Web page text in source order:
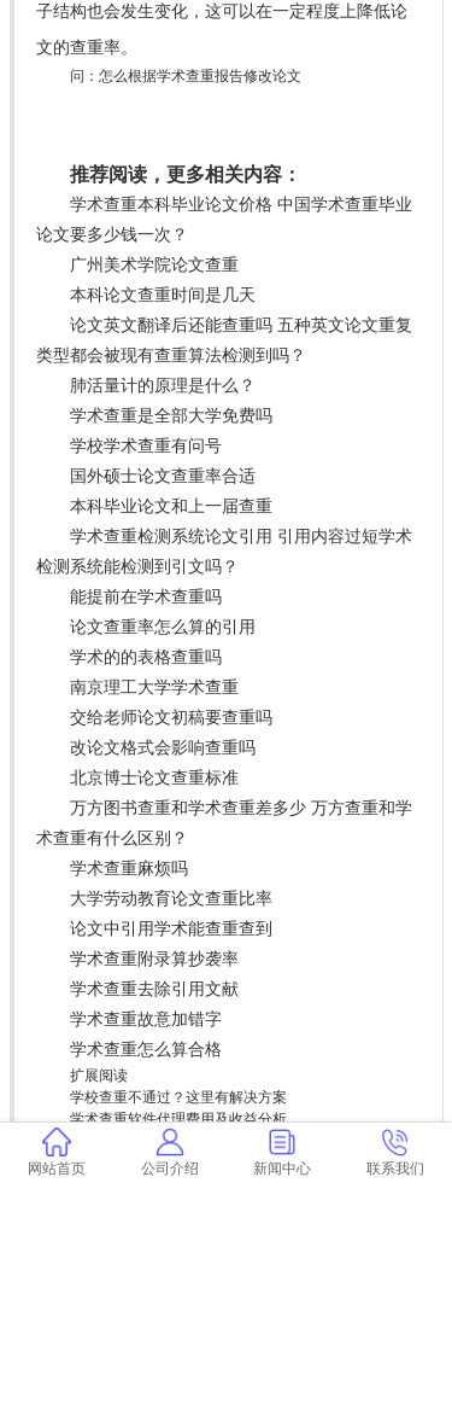
子结构也会发生变化，这可以在一定程度上降低论
文的查重率。
问：怎么根据学术查重报告修改论文
推荐阅读，更多相关内容：
学术查重本科毕业论文价格 中国学术查重毕业
论文要多少钱一次？
广州美术学院论文查重
本科论文查重时间是几天
论文英文翻译后还能查重吗 五种英文论文重复
类型都会被现有查重算法检测到吗？
肺活量计的原理是什么？
学术查重是全部大学免费吗
学校学术查重有问号
国外硕士论文查重率合适
本科毕业论文和上一届查重
学术查重检测系统论文引用 引用内容过短学术
检测系统能检测到引文吗？
能提前在学术查重吗
论文查重率怎么算的引用
学术的的表格查重吗
南京理工大学学术查重
交给老师论文初稿要查重吗
改论文格式会影响查重吗
北京博士论文查重标准
万方图书查重和学术查重差多少 万方查重和学
术查重有什么区别？
学术查重麻烦吗
大学劳动教育论文查重比率
论文中引用学术能查重查到
学术查重附录算抄袭率
学术查重去除引用文献
学术查重故意加错字
学术查重怎么算合格
扩展阅读
学校查重不通过？这里有解决方案
学术查重软件代理费用及收益分析
手机论文查重服务，快速准确无误
一键解决格子屋重复问题，我们的查重工具
网站首页 公司介绍 新闻中心 联系我们